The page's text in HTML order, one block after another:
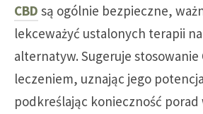
CBD są ogólnie bezpieczne,
lekceważyć ustalonych terapii
alternatyw. Sugeruje stosowanie
leczeniem, uznając jego
podkreślając konieczność